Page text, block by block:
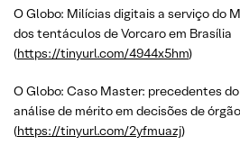
O Globo: Milícias digitais a serviço do
dos tentáculos de Vorcaro em Brasília
(https://tinyurl.com/4944x5hm)
O Globo: Caso Master: precedentes
análise de mérito em decisões de
(https://tinyurl.com/2yfmuazj)